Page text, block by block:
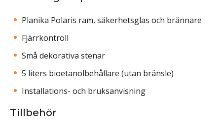
Planika Polaris ram, säkerhetsglas och brännare
Fjärrkontroll
Små dekorativa stenar
5 liters bioetanolbehållare (utan bränsle)
Installations- och bruksanvisning
Tillbehör